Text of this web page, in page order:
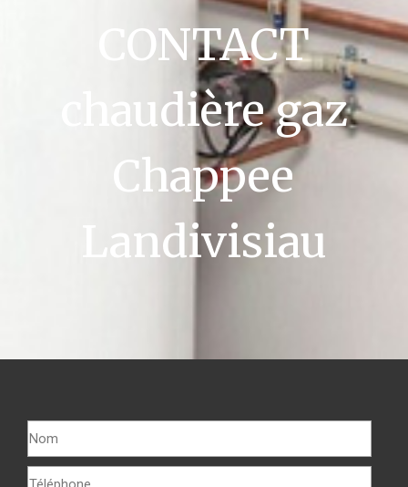
CONTACT
chaudière gaz
Chappee
Landivisiau